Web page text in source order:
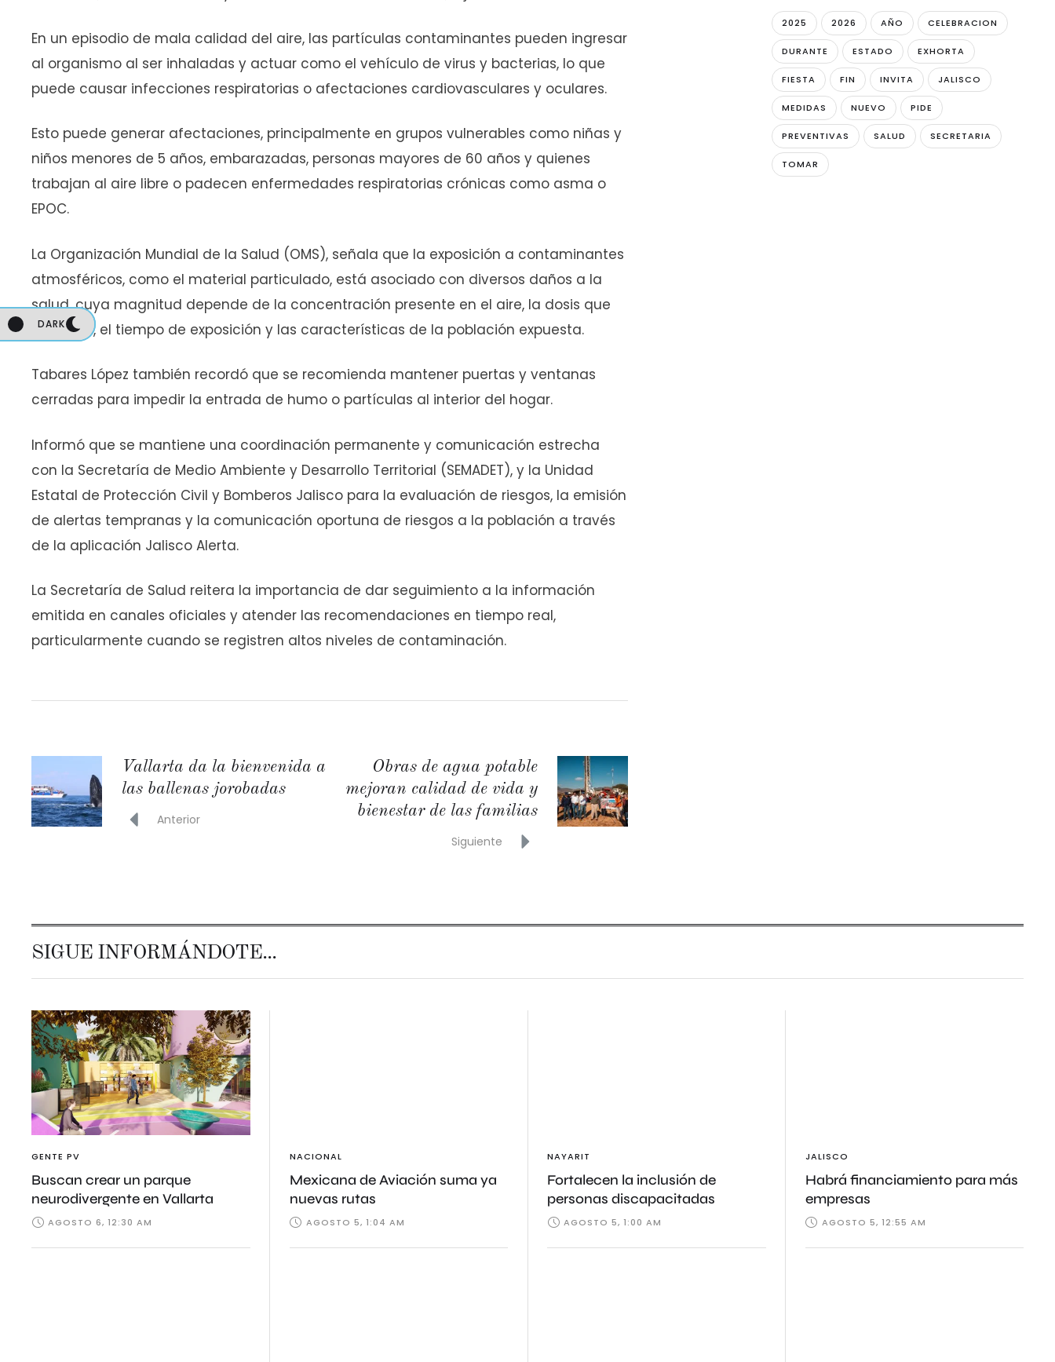
DARK
DARK
En un episodio de mala calidad del aire, las partículas contaminantes pueden ingresar
al organismo al ser inhaladas y actuar como el vehículo de virus y bacterias, lo que
puede causar infecciones respiratorias o afectaciones cardiovasculares y oculares.
Esto puede generar afectaciones, principalmente en grupos vulnerables como niñas y
niños menores de 5 años, embarazadas, personas mayores de 60 años y quienes
trabajan al aire libre o padecen enfermedades respiratorias crónicas como asma o
EPOC.
La Organización Mundial de la Salud (OMS), señala que la exposición a contaminantes
atmosféricos, como el material particulado, está asociado con diversos daños a la
salud, cuya magnitud depende de la concentración presente en el aire, la dosis que
se inhala, el tiempo de exposición y las características de la población expuesta.
Tabares López también recordó que se recomienda mantener puertas y ventanas
cerradas para impedir la entrada de humo o partículas al interior del hogar.
Informó que se mantiene una coordinación permanente y comunicación estrecha
con la Secretaría de Medio Ambiente y Desarrollo Territorial (SEMADET), y la Unidad
Estatal de Protección Civil y Bomberos Jalisco para la evaluación de riesgos, la emisión
de alertas tempranas y la comunicación oportuna de riesgos a la población a través
de la aplicación Jalisco Alerta.
La Secretaría de Salud reitera la importancia de dar seguimiento a la información
emitida en canales oficiales y atender las recomendaciones en tiempo real,
particularmente cuando se registren altos niveles de contaminación.
Vallarta da la bienvenida a
las ballenas jorobadas
Anterior
Obras de agua potable
mejoran calidad de vida y
bienestar de las familias
Siguiente
2025 2026 AÑO CELEBRACION
DURANTE ESTADO EXHORTA
FIESTA FIN INVITA JALISCO
MEDIDAS NUEVO PIDE
PREVENTIVAS SALUD SECRETARIA
TOMAR
SIGUE INFORMÁNDOTE...
GENTE PV
Buscan crear un parque
neurodivergente en Vallarta
AGOSTO 6, 12:30 AM
NACIONAL
Mexicana de Aviación suma ya
nuevas rutas
AGOSTO 5, 1:04 AM
NAYARIT
Fortalecen la inclusión de
personas discapacitadas
AGOSTO 5, 1:00 AM
JALISCO
Habrá financiamiento para más
empresas
AGOSTO 5, 12:55 AM